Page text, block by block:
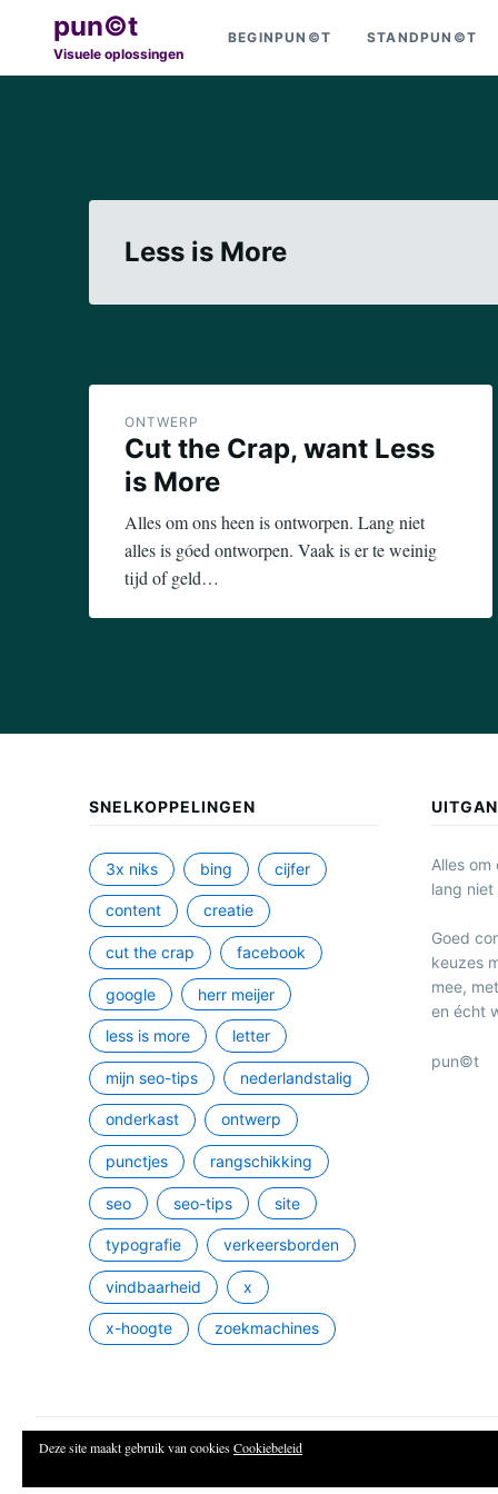
Zoeken
naar:
pun©t
Visuele oplossingen
BEGINPUN©T STANDPUN©T
Less is More
ONTWERP
Cut the Crap, want Less
is More
Alles om ons heen is ontworpen. Lang niet
alles is góed ontworpen. Vaak is er te weinig
tijd of geld…
SNELKOPPELINGEN
3x niks bing cijfer
content creatie
cut the crap facebook
google herr meijer
less is more letter
mijn seo-tips nederlandstalig
onderkast ontwerp
punctjes rangschikking
seo seo-tips site
typografie verkeersborden
vindbaarheid x
x-hoogte zoekmachines
Alles
lang
Goed
keuzes
mee,
en écht
pun©t
Deze site maakt gebruik van cookiesCookiebeleid